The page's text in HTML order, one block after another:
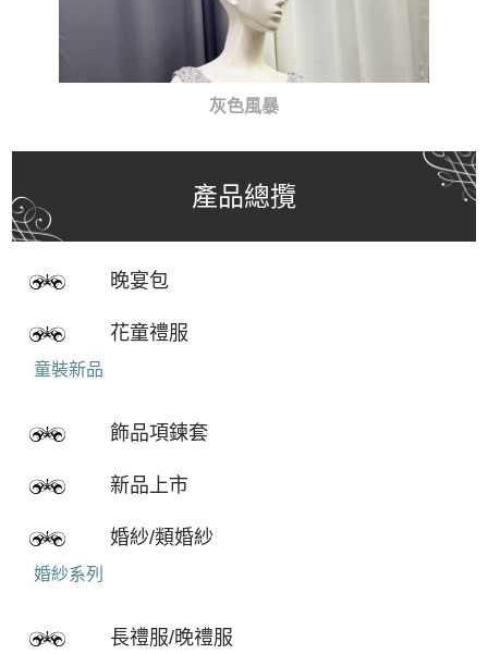
灰色風暴
產品總攬
晚宴包
花童禮服
童裝新品
飾品項鍊套
新品上市
婚紗/類婚紗
婚紗系列
長禮服/晚禮服